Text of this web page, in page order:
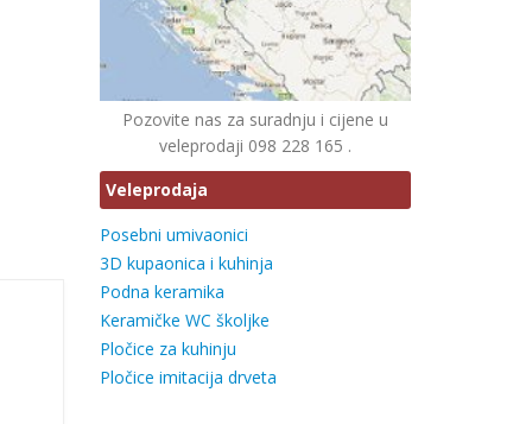
Pozovite nas za suradnju i cijene u
veleprodaji 098 228 165 .
Veleprodaja
Posebni umivaonici
3D kupaonica i kuhinja
Podna keramika
Keramičke WC školjke
Pločice za kuhinju
Pločice imitacija drveta